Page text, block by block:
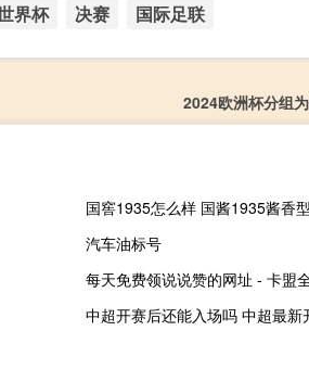
界杯 决赛 国际足联
2024欧洲杯分组
国窖1935怎么样 国酱1935酱香
汽车油标号
每天免费领说说赞的网址 - 卡盟
中超开赛后还能入场吗 中超最新